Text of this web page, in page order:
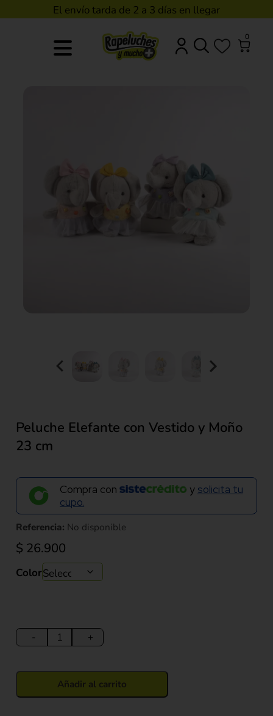
El envío tarda de 2 a 3 días en llegar
0
Peluche Elefante con Vestido y Moño
23 cm
Compra con y solicita tu
cupo.
Referencia: No disponible
$ 26.900
Color
-
Elefante
con
Moño
+
Añadir al carrito